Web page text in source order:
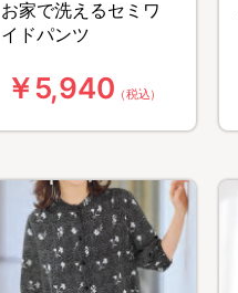
お家で洗えるセミワ
イドパンツ
￥5,940 （税込）